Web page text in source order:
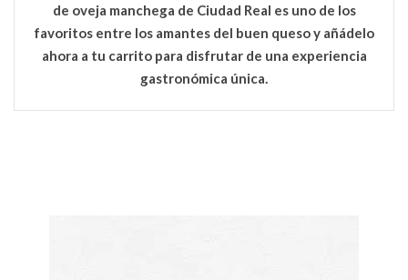
de oveja manchega de Ciudad Real es uno de los
favoritos entre los amantes del buen queso y añádelo
ahora a tu carrito para disfrutar de una experiencia
gastronómica única.